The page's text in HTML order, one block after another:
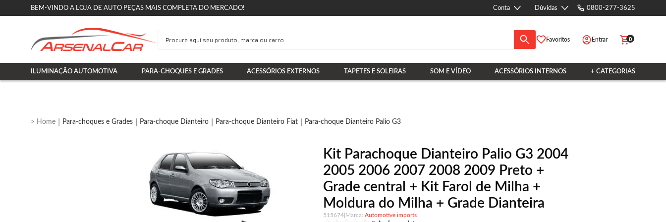
BEM-VINDO A LOJA DE AUTO PEÇAS MAIS COMPLETA DO MERCADO! Conta Dúvidas 0800-277-3625
Favoritos Entrar 0
ILUMINAÇÃO AUTOMOTIVA PARA-CHOQUES E GRADES ACESSÓRIOS EXTERNOS TAPETES E SOLEIRAS SOM E VÍDEO ACESSÓRIOS INTERNOS + CATEGORIAS
Para-choques e Grades Para-choque Dianteiro Para-choque Dianteiro Fiat Para-choque Dianteiro Palio G3
Kit Parachoque Dianteiro Palio G3 2004
2005 2006 2007 2008 2009 Preto +
Grade central + Kit Farol de Milha +
Moldura do Milha + Grade Dianteira
515674
Automotive imports